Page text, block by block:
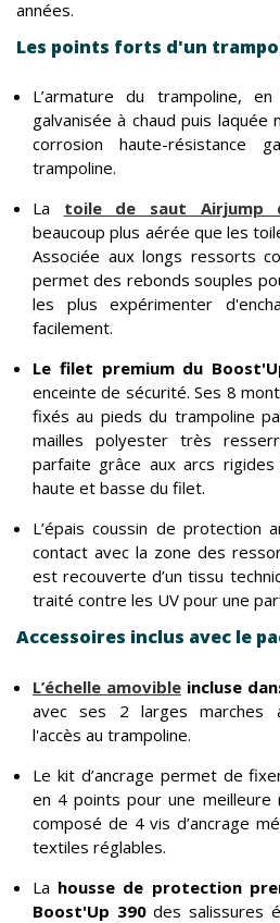
années.
Les points forts d'un
L’armature du trampoline,
galvanisée à chaud puis
corrosion haute-résistance
trampoline.
La toile de saut Airjump
beaucoup plus aérée que les
Associée aux longs ressorts
permet des rebonds souples
les plus expérimenter
facilement.
Le filet premium du
enceinte de sécurité. Ses 8
fixés au pieds du trampoline
mailles polyester très
parfaite grâce aux arcs
haute et basse du filet.
L’épais coussin de protection
contact avec la zone des
est recouverte d’un tissu
traité contre les UV pour une
Accessoires inclus avec le
L’échelle amovibleincluse
avec ses 2 larges marches
l'accès au trampoline.
Le kit d’ancrage permet de
en 4 points pour une
composé de 4 vis d’ancrage
textiles réglables.
La housse de protection
Boost'Up 390des salissures